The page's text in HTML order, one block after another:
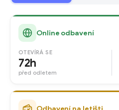
Online odbavení
OTEVÍRÁ SE
72h
před odletem